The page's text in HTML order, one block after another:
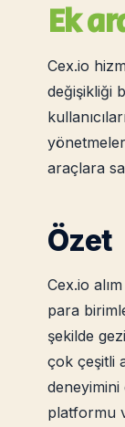
Ek
Cex.io
değişikliği
araçlara
Özet
Cex.io
para
şekilde
çok çeşitli
platformu